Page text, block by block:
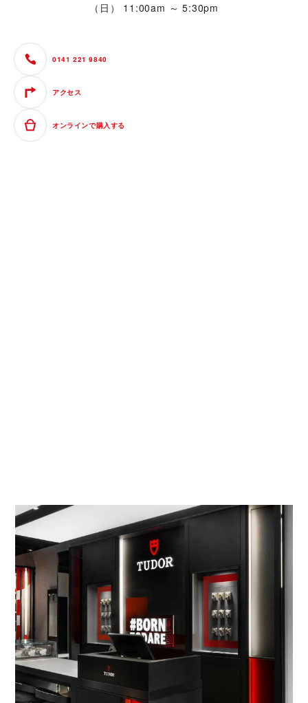
（日）
11:00am ～ 5:30pm
0141 221 9840
アクセス
オンラインで購入する